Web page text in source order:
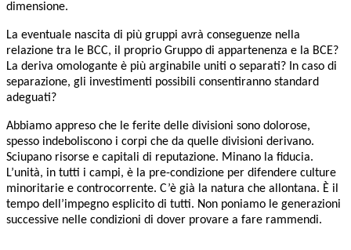
dimensione.
La eventuale nascita di più gruppi avrà conseguenze nella
relazione tra le BCC, il proprio Gruppo di appartenenza e la BCE?
La deriva omologante è più arginabile uniti o separati? In caso di
separazione, gli investimenti possibili consentiranno standard
adeguati?
Abbiamo appreso che le ferite delle divisioni sono dolorose,
spesso indeboliscono i corpi che da quelle divisioni derivano.
Sciupano risorse e capitali di reputazione. Minano la fiducia.
L’unità, in tutti i campi, è la pre-condizione per difendere culture
minoritarie e controcorrente. C’è già la natura che allontana. È il
tempo dell’impegno esplicito di tutti. Non poniamo le generazioni
successive nelle condizioni di dover provare a fare rammendi.